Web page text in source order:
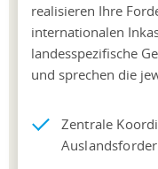
realisieren Ihre
internationalen
landesspezifische
und sprechen die
Zentrale